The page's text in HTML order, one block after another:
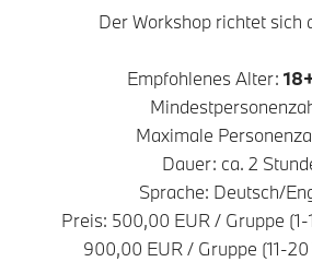
Der Workshop richtet sich
Empfohlenes Alter:
Maximale
Dauer: ca. 2
Sprache: Deutsch/
Preis: 500,00 EUR / Gruppe
900,00 EUR / Gruppe (11-